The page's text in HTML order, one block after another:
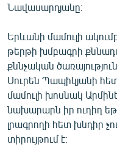
Նավասարդյանը։
Երևանի մամուլի
թերթի խմբագրի
քննչական
Սուրեն Պապիկյանի
մամուլի խոսնակ
նախարարն իր ուղիղ
լրագրողի հետ խնդիր
տիրույթում է։